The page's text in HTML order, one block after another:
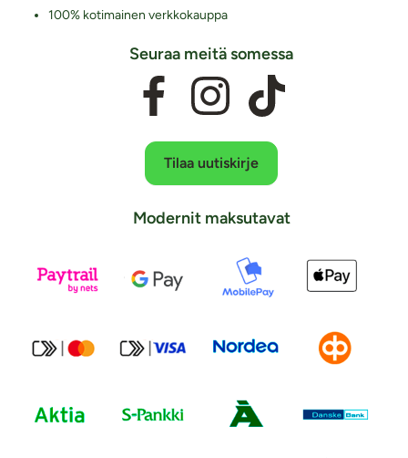
100% kotimainen verkkokauppa
Seuraa meitä somessa
Tilaa uutiskirje
Modernit maksutavat